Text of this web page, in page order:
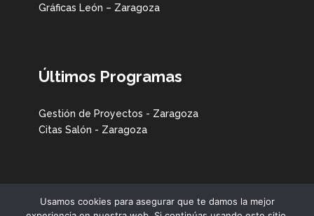
Gráficas León – Zaragoza
Últimos Programas
Gestión de Proyectos - Zaragoza
Citas Salón - Zaragoza
Usamos cookies para asegurar que te damos la mejor